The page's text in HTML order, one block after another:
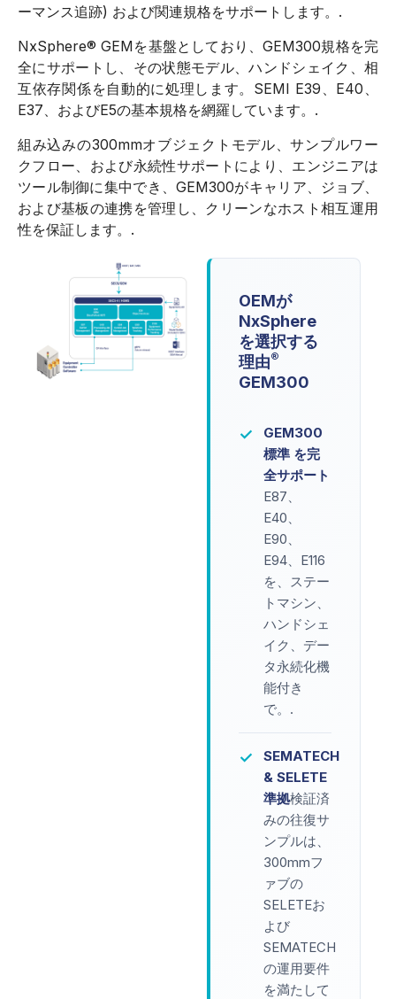
ーマンス追跡) および関連規格をサポートします。.
NxSphere® GEMを基盤としており、GEM300規格を完
全にサポートし、その状態モデル、ハンドシェイク、相
互依存関係を自動的に処理します。SEMI E39、E40、
E37、およびE5の基本規格を網羅しています。.
組み込みの300mmオブジェクトモデル、サンプルワー
クフロー、および永続性サポートにより、エンジニアは
ツール制御に集中でき、GEM300がキャリア、ジョブ、
および基板の連携を管理し、クリーンなホスト相互運用
性を保証します。.
OEMが
NxSphere
を選択する
理由®
GEM300
✓
GEM300
標準 を完
全サポート
E87、
E40、
E90、
E94、E116
を、ステー
トマシン、
ハンドシェ
イク、デー
タ永続化機
能付き
で。.
✓
SEMATECH
& SELETE
準拠検証済
みの往復サ
ンプルは、
300mmフ
ァブの
SELETEお
よび
SEMATECH
の運用要件
を満たして